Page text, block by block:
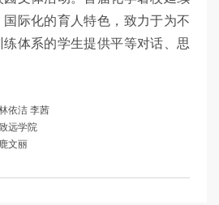
际化的育人特色，致力于为不
练体系的学生提供平等对话、思
依洁 李茜
远学院
鹿文丽